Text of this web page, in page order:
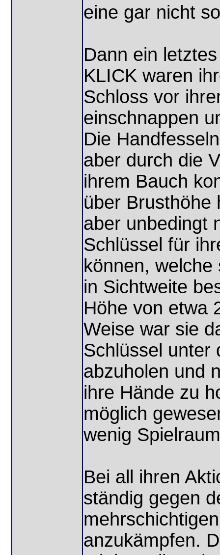
eine gar nicht
Dann ein
KLICK waren
Schloss vor
einschnappen
Die
aber durch die
ihrem Bauch
über Brusthöhe
aber unbedingt
Schlüssel für
können,
in Sichtweite
Höhe von etwa
Weise war sie
Schlüssel unter
abzuholen und
ihre Hände zu
möglich
wenig
Bei all ihren
ständig gegen
anzukämpfen.